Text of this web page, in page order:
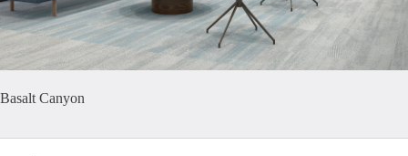
Basalt Canyon